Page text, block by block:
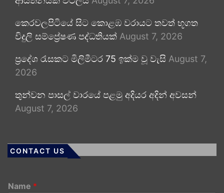
කෙරවලපිටියේ සිට කොළඹ වරායට තවත් භූගත
විදුලි සම්ප්‍රේෂණ පද්ධතියක් August 7, 2026
ප්‍රදේශ රැසකට මිලිමීටර 75 ඉක්ම වූ වැසි August 7,
2026
තුන්වන පාසල් වාරයේ පළමු අදියර අදින් අවසන්
August 7, 2026
CONTACT US
Name *